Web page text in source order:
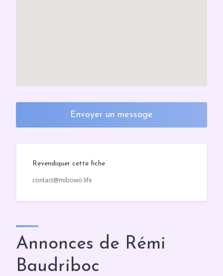
Envoyer un message
Revendiquer cette fiche
contact@mibowo.life
Annonces de Rémi
Baudriboc